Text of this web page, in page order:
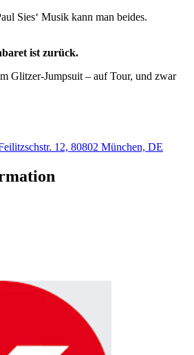
Sies‘ Musik kann man beides.
ist zurück.
Glitzer-Jumpsuit – auf Tour, und zwar
12, 80802 München, DE